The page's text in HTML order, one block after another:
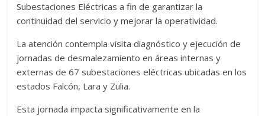
Subestaciones Eléctricas a fin de garantizar la
continuidad del servicio y mejorar la operatividad.
La atención contempla visita diagnóstico y ejecución de
jornadas de desmalezamiento en áreas internas y
externas de 67 subestaciones eléctricas ubicadas en los
estados Falcón, Lara y Zulia.
Esta jornada impacta significativamente en la